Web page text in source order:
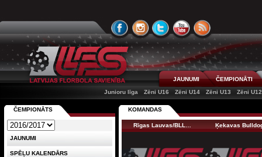
JAUNUMI
ČEMPIONĀTI
Junioru līga
Zēni U16 Zēni U14 Zēni U13 Zēni U12
KOMANDAS
Rīgas Lauvas/BLL… Ķekavas
ČEMPIONĀTS
JAUNUMI
SPĒĻU KALENDĀRS